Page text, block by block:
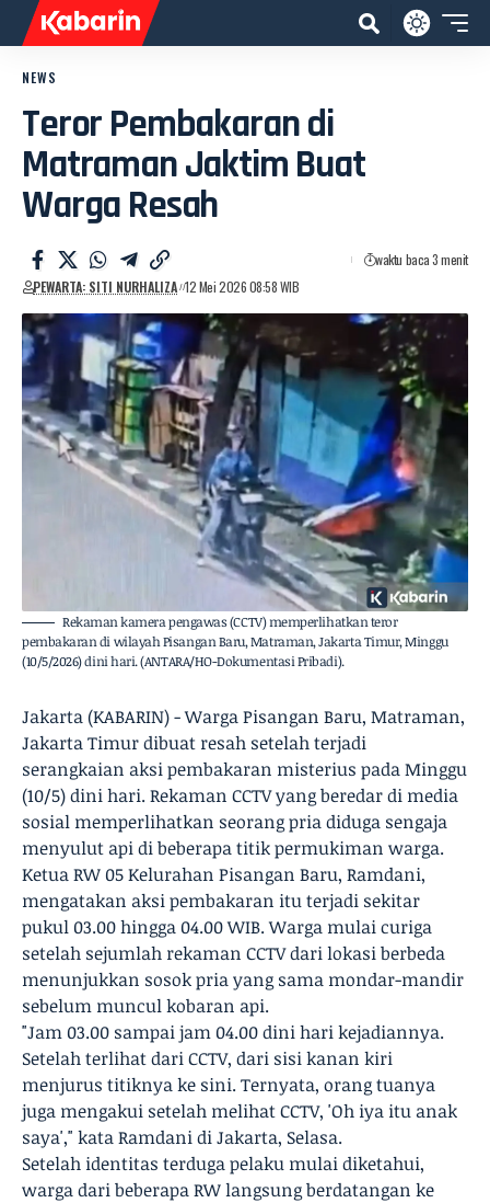
NEWS
Teror Pembakaran di
Matraman Jaktim Buat
Warga Resah
PEWARTA: SITI NURHALIZA 12 Mei 2026 08:58 WIB
waktu baca 3 menit
Rekaman kamera pengawas (CCTV) memperlihatkan teror
pembakaran di wilayah Pisangan Baru, Matraman, Jakarta Timur, Minggu
(10/5/2026) dini hari. (ANTARA/HO-Dokumentasi Pribadi).
Jakarta (KABARIN) - Warga Pisangan Baru, Matraman,
Jakarta Timur dibuat resah setelah terjadi
serangkaian aksi pembakaran misterius pada Minggu
(10/5) dini hari. Rekaman CCTV yang beredar di media
sosial memperlihatkan seorang pria diduga sengaja
menyulut api di beberapa titik permukiman warga.
Ketua RW 05 Kelurahan Pisangan Baru, Ramdani,
mengatakan aksi pembakaran itu terjadi sekitar
pukul 03.00 hingga 04.00 WIB. Warga mulai curiga
setelah sejumlah rekaman CCTV dari lokasi berbeda
menunjukkan sosok pria yang sama mondar-mandir
sebelum muncul kobaran api.
"Jam 03.00 sampai jam 04.00 dini hari kejadiannya.
Setelah terlihat dari CCTV, dari sisi kanan kiri
menjurus titiknya ke sini. Ternyata, orang tuanya
juga mengakui setelah melihat CCTV, 'Oh iya itu anak
saya'," kata Ramdani di Jakarta, Selasa.
Setelah identitas terduga pelaku mulai diketahui,
warga dari beberapa RW langsung berdatangan ke